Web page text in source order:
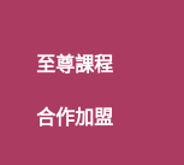
至尊課程
合作加盟